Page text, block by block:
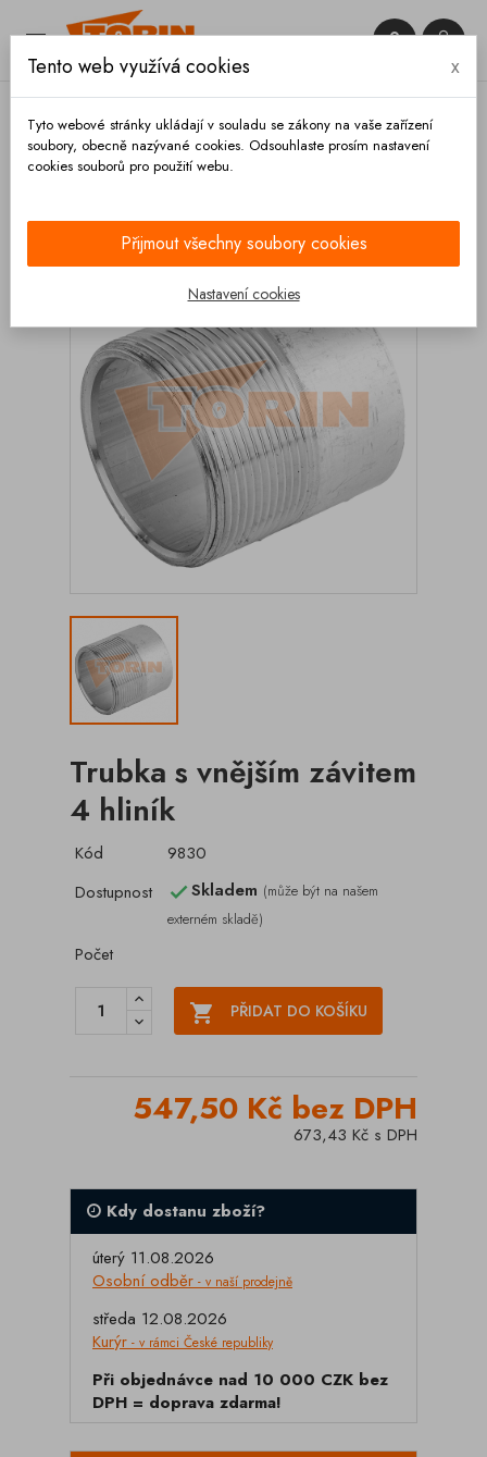
 

Trubka s vnějším závitem
4 hliník
Kód
9830
Dostupnost
Skladem (může být na našem
externém skladě)
Počet
 PŘIDAT DO KOŠÍKU
547,50 Kč bez DPH
673,43 Kč s DPH
Kdy dostanu zboží?
úterý 11.08.2026
Osobní odběr - v naší prodejně
středa 12.08.2026
Kurýr - v rámci České republiky
Při objednávce nad 10 000 CZK bez
DPH = doprava zdarma!
Tento web využívá cookies x
Tyto webové stránky ukládají v souladu se zákony na vaše zařízení
soubory, obecně nazývané cookies. Odsouhlaste prosím nastavení
cookies souborů pro použití webu.
Přijmout všechny soubory cookies
Nastavení cookies